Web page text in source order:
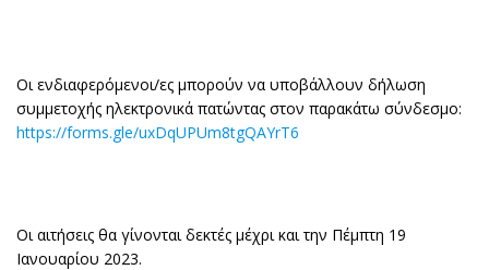
Οι ενδιαφερόμενοι/ες μπορούν να υποβάλλουν δήλωση
συμμετοχής ηλεκτρονικά πατώντας στον παρακάτω σύνδεσμο:
https://forms.gle/uxDqUPUm8tgQAYrT6
Οι αιτήσεις θα γίνονται δεκτές μέχρι και την Πέμπτη 19
Ιανουαρίου 2023.